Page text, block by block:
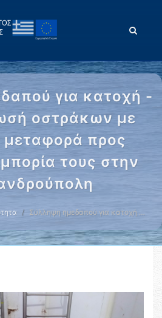
για κατοχή -
οστράκων με
προς
τους στην
Σύλληψη ημεδαπού για κατοχή …